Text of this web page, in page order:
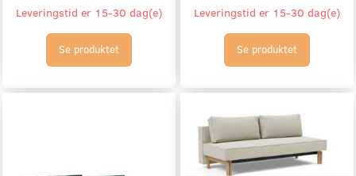
Leveringstid er 15-30 dag(e)
Se produktet
Leveringstid er 15-30 dag(e)
Se produktet